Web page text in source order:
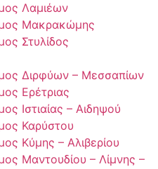
Λαμιέων
Μακρακώμης
Στυλίδος
Διρφύων – Μεσσαπίων
Ερέτριας
Ιστιαίας – Αιδηψού
Καρύστου
Κύμης – Αλιβερίου
Μαντουδίου – Λίμνης –